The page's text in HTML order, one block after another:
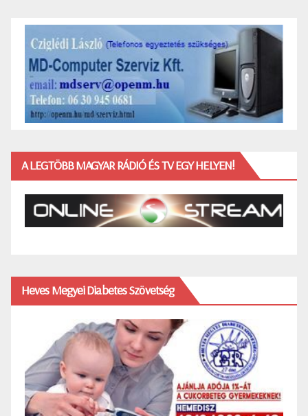
A LEGTÖBB MAGYAR RÁDIÓ ÉS TV EGY HELYEN!
Heves Megyei Diabetes Szövetség